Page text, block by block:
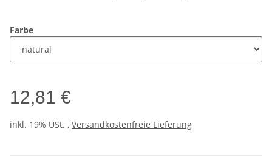
Farbe
12,81 €
inkl. 19% USt. , Versandkostenfreie Lieferung